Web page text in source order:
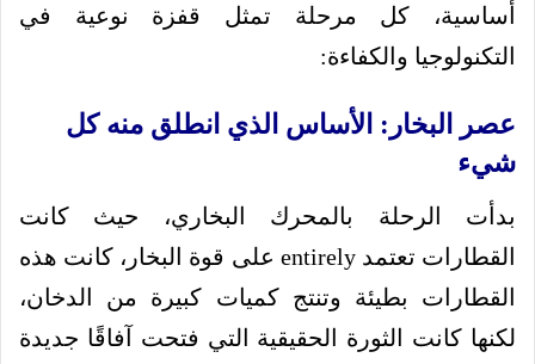
أساسية، كل مرحلة تمثل قفزة نوعية في
التكنولوجيا والكفاءة:
عصر البخار: الأساس الذي انطلق منه كل
شيء
بدأت الرحلة بالمحرك البخاري، حيث كانت
القطارات تعتمد entirely على قوة البخار، كانت هذه
القطارات بطيئة وتنتج كميات كبيرة من الدخان،
لكنها كانت الثورة الحقيقية التي فتحت آفاقًا جديدة